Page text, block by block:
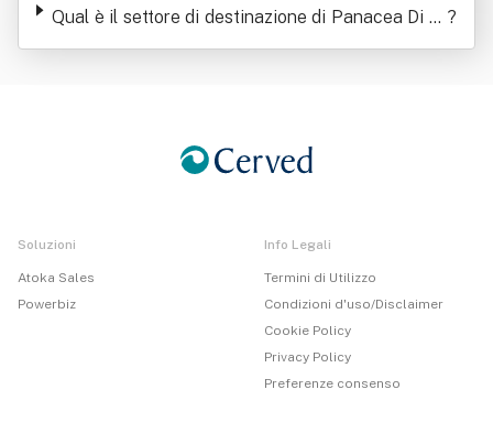
Qual è il settore di destinazione di Panacea Di Al
essandro Celli S.a.s.
?
Soluzioni
Atoka Sales
Powerbiz
Info Legali
Termini di Utilizzo
Condizioni d'uso/Disclaimer
Cookie Policy
Privacy Policy
Preferenze consenso